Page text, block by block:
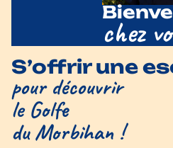
chez
S’offrir une
pour découvrir
le Golfe
du Morbihan !